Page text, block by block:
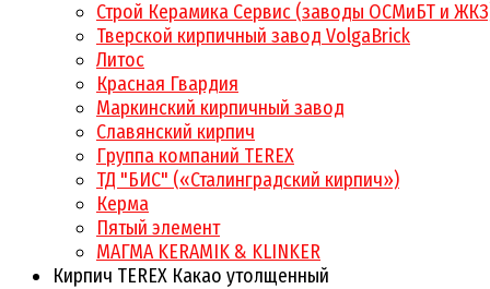
Строй Керамика Сервис (заводы ОСМиБТ и
Тверской кирпичный завод VolgaBrick
Литос
Красная Гвардия
Маркинский кирпичный завод
Славянский кирпич
Группа компаний TEREX
ТД "БИС" («Сталинградский кирпич»)
Керма
Пятый элемент
МАГМА KERAMIK & KLINKER
Кирпич TEREX Какао утолщенный